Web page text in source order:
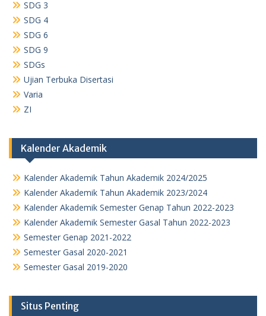
SDG 3
SDG 4
SDG 6
SDG 9
SDGs
Ujian Terbuka Disertasi
Varia
ZI
Kalender Akademik
Kalender Akademik Tahun Akademik 2024/2025
Kalender Akademik Tahun Akademik 2023/2024
Kalender Akademik Semester Genap Tahun 2022-2023
Kalender Akademik Semester Gasal Tahun 2022-2023
Semester Genap 2021-2022
Semester Gasal 2020-2021
Semester Gasal 2019-2020
Situs Penting